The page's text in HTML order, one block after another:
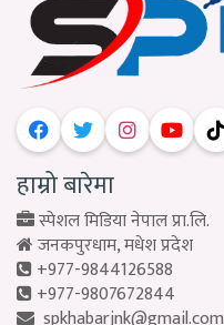
हाम्रो बारेमा
स्पेशल मिडिया नेपाल प्रा.लि.
जनकपुरधाम, मधेश प्रदेश
+977-9844126588
+977-9807672844